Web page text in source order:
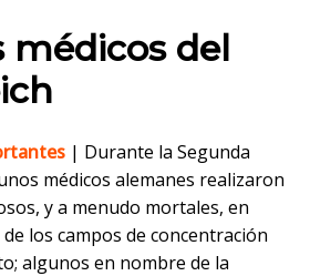
médicos del
| Durante la Segunda
médicos alemanes realizaron
y a menudo mortales, en
los campos de concentración
algunos en nombre de la